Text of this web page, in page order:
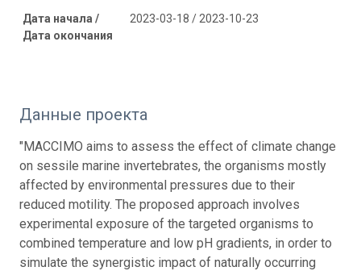
Дата начала /
Дата окончания
2023-03-18 / 2023-10-23
Данные проекта
"MACCIMO aims to assess the effect of climate change
on sessile marine invertebrates, the organisms mostly
affected by environmental pressures due to their
reduced motility. The proposed approach involves
experimental exposure of the targeted organisms to
combined temperature and low pH gradients, in order to
simulate the synergistic impact of naturally occurring